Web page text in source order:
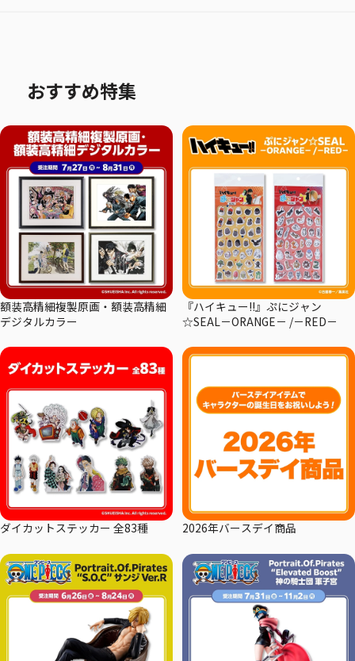
おすすめ特集
額装高精細複製原画・額装高精細
デジタルカラー
『ハイキュー!!』ぷにジャン
☆SEAL－ORANGE－ /－RED－
ダイカットステッカー 全83種 2026年バースデイ商品